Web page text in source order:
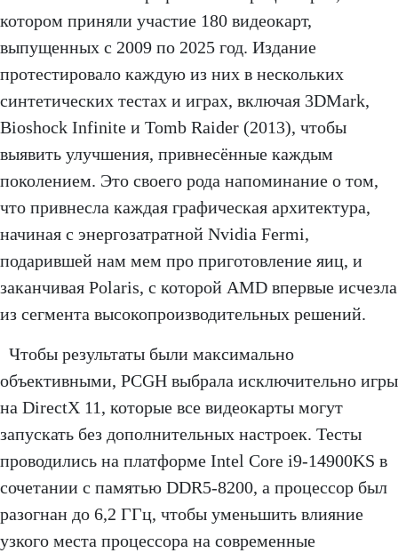
котором приняли участие 180 видеокарт,
выпущенных с 2009 по 2025 год. Издание
протестировало каждую из них в нескольких
синтетических тестах и играх, включая 3DMark,
Bioshock Infinite и Tomb Raider (2013), чтобы
выявить улучшения, привнесённые каждым
поколением. Это своего рода напоминание о том,
что привнесла каждая графическая архитектура,
начиная с энергозатратной Nvidia Fermi,
подарившей нам мем про приготовление яиц, и
заканчивая Polaris, с которой AMD впервые исчезла
из сегмента высокопроизводительных решений.
Чтобы результаты были максимально
объективными, PCGH выбрала исключительно игры
на DirectX 11, которые все видеокарты могут
запускать без дополнительных настроек. Тесты
проводились на платформе Intel Core i9-14900KS в
сочетании с памятью DDR5-8200, а процессор был
разогнан до 6,2 ГГц, чтобы уменьшить влияние
узкого места процессора на современные